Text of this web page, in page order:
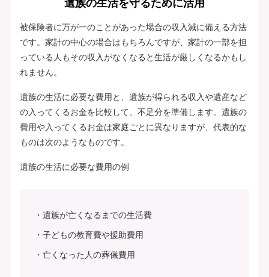
遺族の生活を守るために活用
被保険者に万が一のことがあった場合の収入減に備える方法
です。家計の中心の場合はもちろんですが、家計の一部を担
っている人もその収入がなくなると生活が厳しくなるかもし
れません。
遺族の生活に必要な費用と、遺族が得られる収入や遺産など
の入ってくるお金を比較して、不足分を準備します。遺族の
費用や入ってくるお金は家庭ごとに異なりますが、代表的な
ものは次のようなものです。
遺族の生活に必要な費用の例
遺族が亡くなるまでの生活費
子どもの教育費や援助費用
亡くなった人の葬儀費用